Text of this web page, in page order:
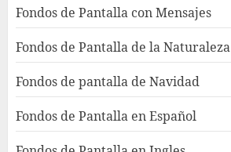
Fondos de Pantalla con Mensajes
Fondos de Pantalla de la Naturaleza
Fondos de pantalla de Navidad
Fondos de Pantalla en Español